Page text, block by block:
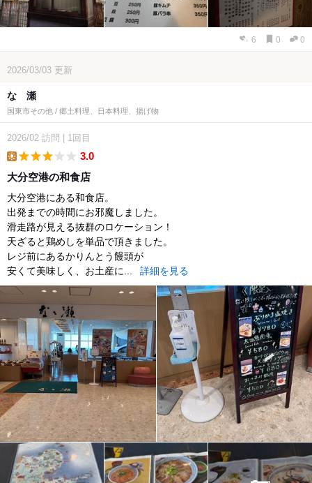
6 0 0
2026/03/03 更新
なゝ瀬
国東市その他 / 郷土料理、日本料理、揚げ物
2026/02 訪問 1回目
3.0
大分空港の和食店
大分空港にある和食店。
出発までの時間にお邪魔しました。
滑走路が見える抜群のロケーション！
天ざると鶏めしを単品で頂きました。
レジ前にあるかりんとう饅頭が
安くて美味しく、お土産に...
詳細を見る